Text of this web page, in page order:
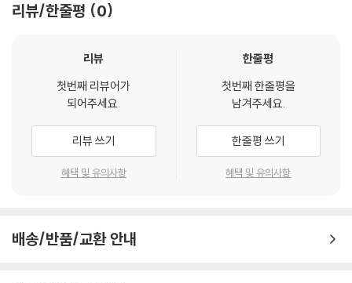
리뷰/한줄평 0
리뷰
첫번째 리뷰어가
되어주세요.
리뷰 쓰기
혜택 및 유의사항
한줄평
첫번째 한줄평을
남겨주세요.
한줄평 쓰기
혜택 및 유의사항
배송/반품/교환 안내